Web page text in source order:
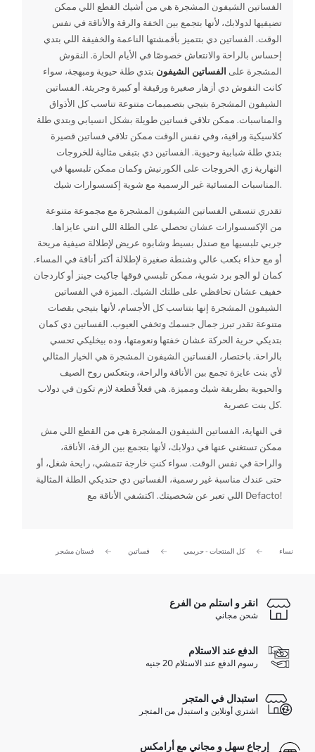
الفساتين الشيفون المشجرة هي من أشيك القطع اللي ممكن
تضيفيها لدولابك، لأنها بتجمع بين الخفة والرقة والأناقة في نفس
الوقت. الفساتين دي بتتميز بأقمشتها الناعمة والخفيفة اللي بتدي
إحساس بالراحة والانتعاش خصوصًا في الأيام الحارة. النقوش
المشجرة على الفساتين الشيفون بتدي طلة حيوية ومبهجة، سواء
كانت النقوش دي أزهار صغيرة ورقيقة أو كبيرة وجريئة. الفساتين
الشيفون المشجرة بتيجي بتصميمات متنوعة تناسب كل الأذواق
والمناسبات. ممكن تلاقي فساتين طويلة بشكل انسيابي وبتدي طلة
كلاسيكية وراقية، وفي نفس الوقت ممكن تلاقي فساتين قصيرة
بتدي طلة شبابية وحيوية. الفساتين دي بتبقى مثالية للخروجات
النهارية زي الخروجات على الكورنيش وكمان ممكن تلبسيها في
المناسبات المسائية غير الرسمية مع شوية إكسسوارات شيك.
تقدري تنسقي الفساتين الشيفون المشجرة مع مجموعة متنوعة
من الإكسسوارات عشان تحصلي على الطلة اللي انتي عايزاها.
جربي تلبسيها مع صندل بسيط وشابوه عريض لإطلالة صيفية مريحة
أو مع حذاء بكعب عالي وشنطة صغيرة لإطلالة أكتر أناقة في المساء.
كمان لو الجو برد شوية، ممكن تلبسي فوقها جاكيت جينز أو كاردجان
خفيف عشان تحافظي على طلتك الشيك. الميزة في الفساتين
الشيفون المشجرة إنها بتناسب كل الأجسام، لأنها بتيجي بقصات
متنوعة تقدر تبرز جمال جسمك وتخفي العيوب. الفساتين دي كمان
بتديكي حرية الحركة عشان خفتها ونعومتها، وده بيخليكي تحسي
بالراحة. باختصار، الفساتين الشيفون المشجرة هي الخيار المثالي
لأي بنت عايزة تجمع بين الأناقة والراحة، وبتعكس روح الصيف
والحيوية بطريقة شيك ومميزة. هي فعلاً قطعة لازم تكون في دولاب
كل بنت عصرية.
في النهاية، الفساتين الشيفون المشجرة هي من القطع اللي مش
ممكن تستغني عنها في دولابك، لأنها بتجمع بين الرقة، الأناقة،
والراحة في نفس الوقت. سواء كنتِ خارجة تتمشي، رايحة شغل، أو
حتى عندك مناسبة غير رسمية، الفساتين دي حتديكي الطلة المثالية
اللي تعبر عن شخصيتك. اكتشفي الأناقة مع Defacto!
نساء كل المنتجات - حريمي فساتين فستان مشجر
انقر و استلم من الفرع
شحن مجاني
الدفع عند الاستلام
رسوم الدفع عند الاستلام 20 جنيه
استبدال في المتجر
اشتري أونلاين و استبدل من المتجر
إرجاع سهل و مجاني مع أرامكس